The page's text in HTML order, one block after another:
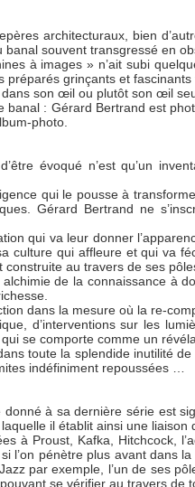
architecturaux, bien
banal souvent transgressé en
à images » n’ait subi
grinçants et fascinants
dans son œil ou plutôt son œil
banal : Gérard Bertrand est
photo.
évoqué n’est qu’un
qui le pousse à
Gérard Bertrand ne
qui va leur donner
culture qui affleure et qui va
construite au travers de ses
de la connaissance à
dans la mesure où la re-
d’interventions sur les
se comporte comme un
toute la splendide inutilité
indéfiniment repoussées …
à sa dernière série est
il établit ainsi une liaison
à Proust, Kafka, Hitchcock,
l’on pénètre plus avant dans
par exemple, l’un de ses
se vérifier au travers de